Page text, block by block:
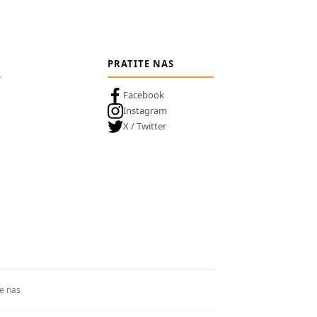
PRATITE NAS
Facebook
Instagram
X / Twitter
nas